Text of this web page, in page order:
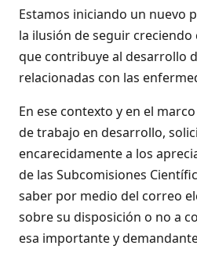
Estamos iniciando un nuevo
la ilusión de seguir
que contribuye al desarrollo
relacionadas con las
En ese contexto y en el
de trabajo en desarrollo,
encarecidamente a los
de las Subcomisiones
saber por medio del correo
sobre su disposición o no a
esa importante y